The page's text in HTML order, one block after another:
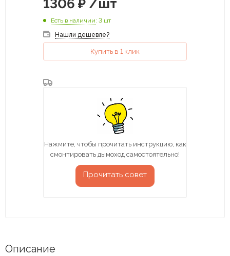
1306 ₽ /шт
Есть в наличии: 3 шт
Нашли дешевле?
Купить в 1 клик
Нажмите, чтобы прочитать инструкцию, как
смонтировать дымоход самостоятельно!
Прочитать совет
Описание